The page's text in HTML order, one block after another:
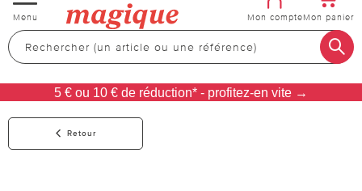
Changer
de
navigation
Menu Mon compteMon panier
5 € ou 10 € de réduction* - profitez-en vite →
Retour